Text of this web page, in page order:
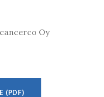
Oy
(PDF)